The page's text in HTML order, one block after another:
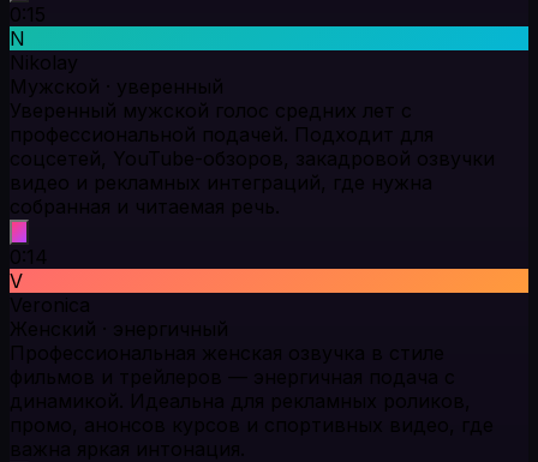
0:15
N
Nikolay
Мужской · уверенный
Уверенный мужской голос средних лет с
профессиональной подачей. Подходит для
соцсетей, YouTube-обзоров, закадровой озвучки
видео и рекламных интеграций, где нужна
собранная и читаемая речь.
0:14
V
Veronica
Женский · энергичный
Профессиональная женская озвучка в стиле
фильмов и трейлеров — энергичная подача с
динамикой. Идеальна для рекламных роликов,
промо, анонсов курсов и спортивных видео, где
важна яркая интонация.